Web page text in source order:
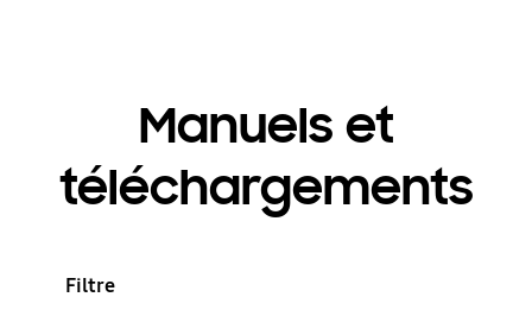
Manuels et
téléchargements
Filtre